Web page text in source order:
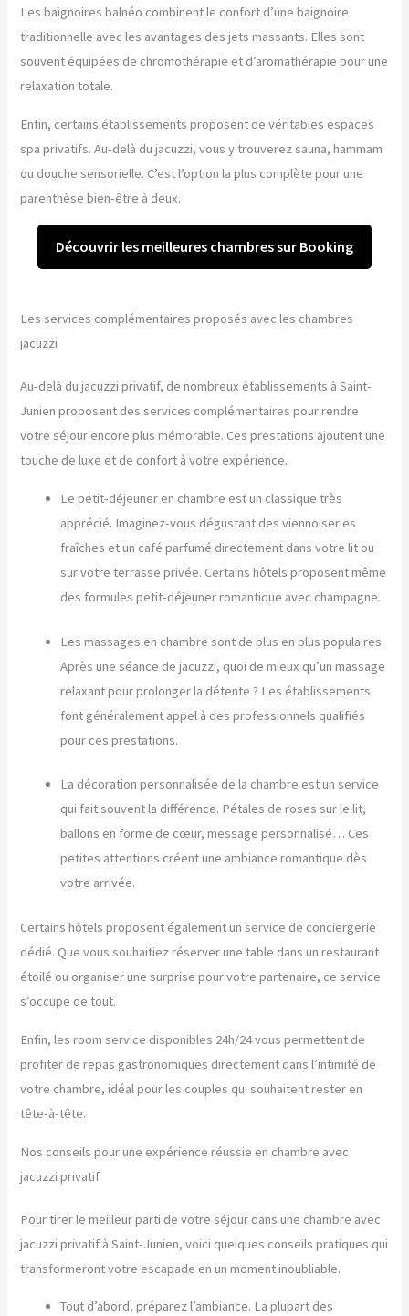
Les baignoires balnéo combinent le confort d’une baignoire
traditionnelle avec les avantages des jets massants. Elles sont
souvent équipées de chromothérapie et d’aromathérapie pour une
relaxation totale.
Enfin, certains établissements proposent de véritables espaces
spa privatifs. Au-delà du jacuzzi, vous y trouverez sauna, hammam
ou douche sensorielle. C’est l’option la plus complète pour une
parenthèse bien-être à deux.
Découvrir les meilleures chambres sur Booking
Les services complémentaires proposés avec les chambres
jacuzzi
Au-delà du jacuzzi privatif, de nombreux établissements à Saint-
Junien proposent des services complémentaires pour rendre
votre séjour encore plus mémorable. Ces prestations ajoutent une
touche de luxe et de confort à votre expérience.
Le petit-déjeuner en chambre est un classique très
apprécié. Imaginez-vous dégustant des viennoiseries
fraîches et un café parfumé directement dans votre lit ou
sur votre terrasse privée. Certains hôtels proposent même
des formules petit-déjeuner romantique avec champagne.
Les massages en chambre sont de plus en plus populaires.
Après une séance de jacuzzi, quoi de mieux qu’un massage
relaxant pour prolonger la détente ? Les établissements
font généralement appel à des professionnels qualifiés
pour ces prestations.
La décoration personnalisée de la chambre est un service
qui fait souvent la différence. Pétales de roses sur le lit,
ballons en forme de cœur, message personnalisé… Ces
petites attentions créent une ambiance romantique dès
votre arrivée.
Certains hôtels proposent également un service de conciergerie
dédié. Que vous souhaitiez réserver une table dans un restaurant
étoilé ou organiser une surprise pour votre partenaire, ce service
s’occupe de tout.
Enfin, les room service disponibles 24h/24 vous permettent de
profiter de repas gastronomiques directement dans l’intimité de
votre chambre, idéal pour les couples qui souhaitent rester en
tête-à-tête.
Nos conseils pour une expérience réussie en chambre avec
jacuzzi privatif
Pour tirer le meilleur parti de votre séjour dans une chambre avec
jacuzzi privatif à Saint-Junien, voici quelques conseils pratiques qui
transformeront votre escapade en un moment inoubliable.
Tout d’abord, préparez l’ambiance. La plupart des